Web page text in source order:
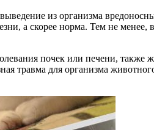
из организма
а скорее норма. Тем не менее,
почек или печени,
травма для организма